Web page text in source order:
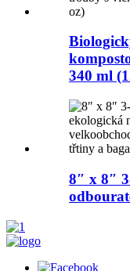
340 ml
8″ x 8″